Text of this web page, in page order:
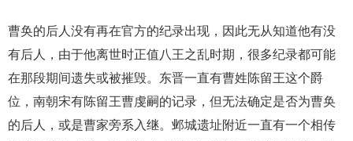
曹奂的后人没有再在官方的纪录出现，因此无从知道他有没
有后人，由于他离世时正值八王之乱时期，很多纪录都可能
在那段期间遗失或被摧毁。东晋一直有曹姓陈留王这个爵
位，南朝宋有陈留王曹虔嗣的记录，但无法确定是否为曹奂
的后人，或是曹家旁系入继。邺城遗址附近一直有一个相传